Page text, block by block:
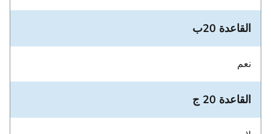
القاعدة 20ب
نعم
القاعدة 20 ج